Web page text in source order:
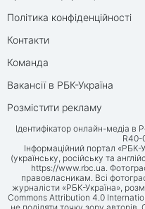
Політика конфіденційності
Контакти
Команда
Вакансії в РБК-Україна
Розмістити рекламу
Ідентифікатор онлайн-медіа в
R40-
Інформаційний портал
(українську, російську та
https://www.rbc.ua.
правовласникам. Всі
журналісти «РБК-Україна»,
Commons Attribution 4.0